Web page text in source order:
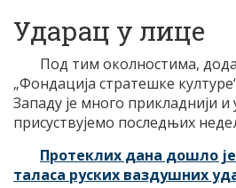
Ударац у лице
Под тим околностима,
„Фондација стратешке
Западу је много прикладнији
присуствујемо последњих
Протеклих дана дошло
таласа руских ваздушних